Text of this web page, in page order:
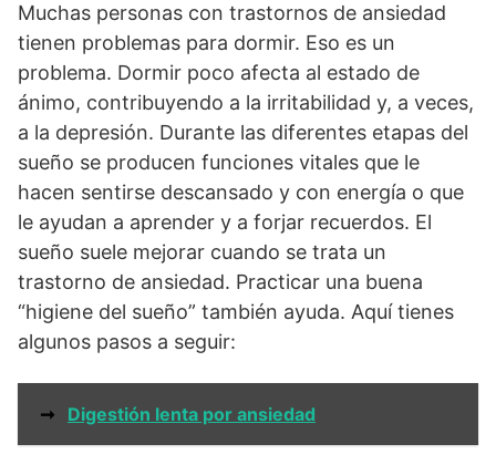
Muchas personas con trastornos de ansiedad
tienen problemas para dormir. Eso es un
problema. Dormir poco afecta al estado de
ánimo, contribuyendo a la irritabilidad y, a veces,
a la depresión. Durante las diferentes etapas del
sueño se producen funciones vitales que le
hacen sentirse descansado y con energía o que
le ayudan a aprender y a forjar recuerdos. El
sueño suele mejorar cuando se trata un
trastorno de ansiedad. Practicar una buena
“higiene del sueño” también ayuda. Aquí tienes
algunos pasos a seguir:
➞ Digestión lenta por ansiedad